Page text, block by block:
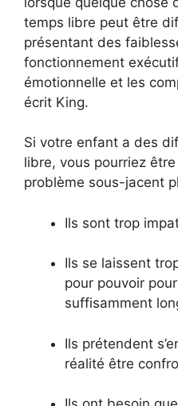
temps libre peut être
présentant des
fonctionnement
émotionnelle et les
écrit King.
Si votre enfant a des
libre, vous pourriez
problème sous-jacent
Ils sont trop
Ils se laissent
pour pouvoir
suffisamment
Ils prétendent
réalité être